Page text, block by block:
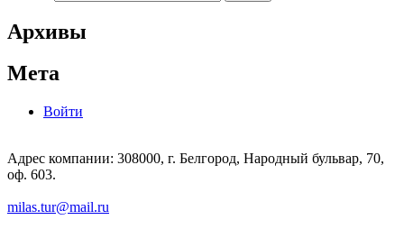
Архивы
Мета
Войти
Адрес компании: 308000, г. Белгород, Народный бульвар, 70,
оф. 603.
milas.tur@mail.ru